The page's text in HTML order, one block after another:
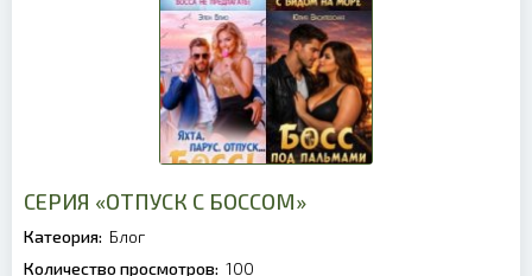
СЕРИЯ «ОТПУСК С БОССОМ»
Катеория: Блог
Количество просмотров: 100